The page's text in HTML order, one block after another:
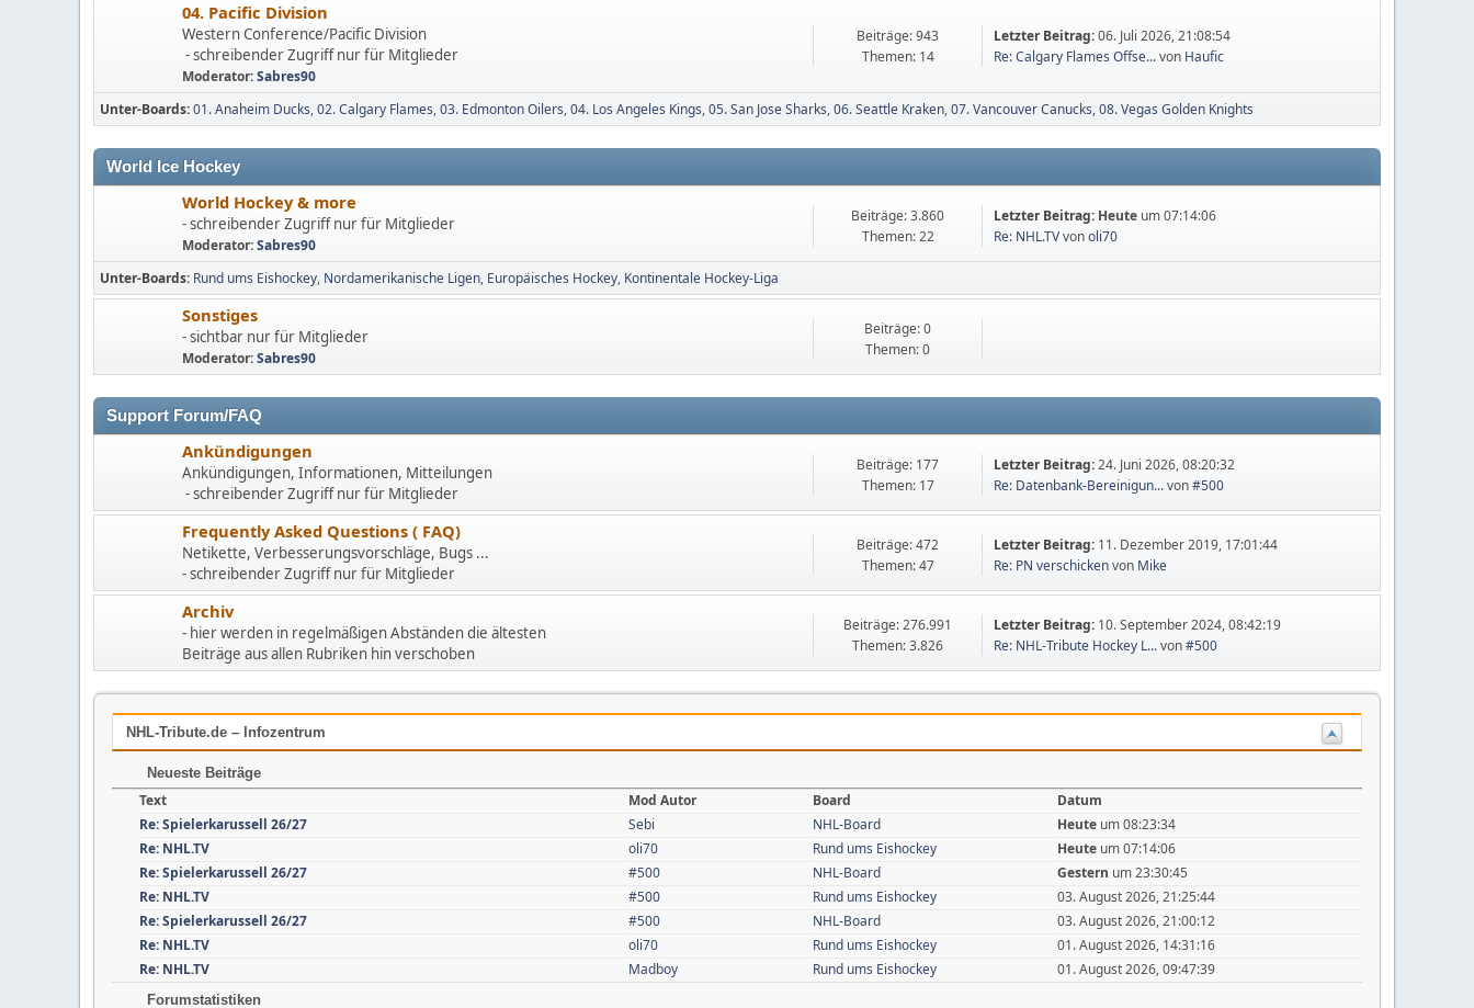
04. Pacific Division
Western Conference/Pacific Division
- schreibender Zugriff nur für Mitglieder
Moderator:Sabres90
Beiträge: 943
Themen: 14
Letzter Beitrag:06. Juli 2026, 21:08:54
Re: Calgary Flames Offse...von Haufic
Unter-Boards 01. Anaheim Ducks 02. Calgary Flames 03. Edmonton Oilers 04. Los Angeles Kings 05. San Jose Sharks 06. Seattle Kraken 07. Vancouver Canucks 08. Vegas Golden Knights
World Ice Hockey
World Hockey & more
- schreibender Zugriff nur für Mitglieder
Moderator:Sabres90
Beiträge: 3.860
Themen: 22
Letzter Beitrag: Heute um 07:14:06
Re: NHL.TVvonoli70
Unter-Boards Rund ums Eishockey Nordamerikanische Ligen Europäisches Hockey Kontinentale Hockey-Liga
Sonstiges
- sichtbar nur für Mitglieder
Moderator:Sabres90
Beiträge: 0
Themen: 0
Support Forum/FAQ
Ankündigungen
Ankündigungen, Informationen, Mitteilungen
- schreibender Zugriff nur für Mitglieder
Beiträge: 177
Themen: 17
Letzter Beitrag:24. Juni 2026, 08:20:32
Re: Datenbank-Bereinigun...von#500
Frequently Asked Questions ( FAQ)
Netikette, Verbesserungsvorschläge, Bugs ...
- schreibender Zugriff nur für Mitglieder
Beiträge: 472
Themen: 47
Letzter Beitrag: 11. Dezember 2019, 17:01:44
Re: PN verschickenvon Mike
Archiv
- hier werden in regelmäßigen Abständen die ältesten
Beiträge aus allen Rubriken hin verschoben
Beiträge: 276.991
Themen: 3.826
Letzter Beitrag: 10. September 2024, 08:42:19
Re: NHL-Tribute Hockey L...von#500
NHL-Tribute.de – Infozentrum
Neueste Beiträge
Text Mod Autor Board
Datum
Re: Spielerkarussell 26/27
Sebi NHL-Board Heute um 08:23:34
Re: NHL.TV
oli70 Rund ums Eishockey Heute um 07:14:06
Re: Spielerkarussell 26/27
#500 NHL-Board Gestern um 23:30:45
Re: NHL.TV
#500 Rund ums Eishockey
03. August 2026, 21:25:44
Re: Spielerkarussell 26/27
#500 NHL-Board
03. August 2026, 21:00:12
Re: NHL.TV
oli70 Rund ums Eishockey
01. August 2026, 14:31:16
Re: NHL.TV
Madboy Rund ums Eishockey 01. August 2026, 09:47:39
Forumstatistiken